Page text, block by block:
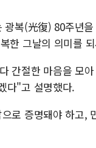
복(光復) 80주년
한 그날의 의미를
간절한 마음을 모
다"고 설명했다.
로 증명돼야 하고,